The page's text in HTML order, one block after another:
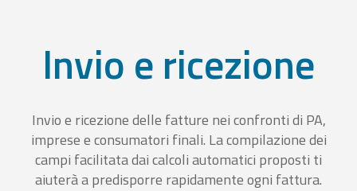
Invio e ricezione
Invio e ricezione delle fatture nei confronti di PA,
imprese e consumatori finali. La compilazione dei
campi facilitata dai calcoli automatici proposti ti
aiuterà a predisporre rapidamente ogni fattura.